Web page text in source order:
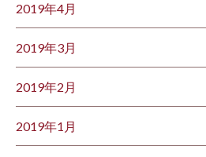
2019年4月
2019年3月
2019年2月
2019年1月